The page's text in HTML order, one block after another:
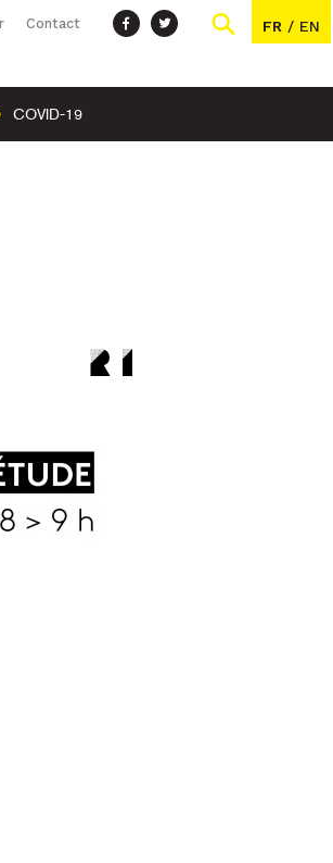
Contact FR / EN
COVID-19